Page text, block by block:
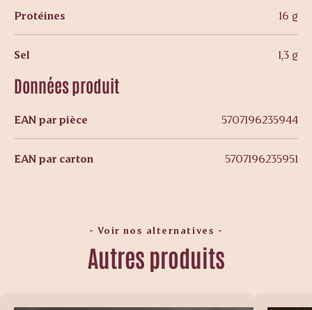
Protéines 16 g
Sel 1,3 g
Données produit
EAN par pièce 5707196235944
EAN par carton 5707196235951
- Voir nos alternatives -
Autres produits